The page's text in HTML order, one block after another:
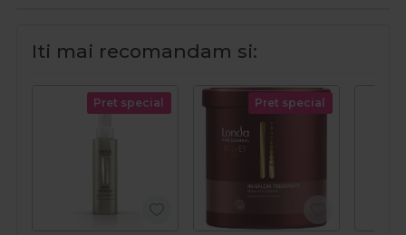
Iti mai recomandam si:
Pret special Pret special